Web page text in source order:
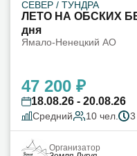
СЕВЕР / ТУНДРА
ЛЕТО НА ОБСКИХ
дня
Ямало-Ненецкий АО
47 200 ₽
18.08.26 - 20.08.26
Средний 10 чел.
Организатор